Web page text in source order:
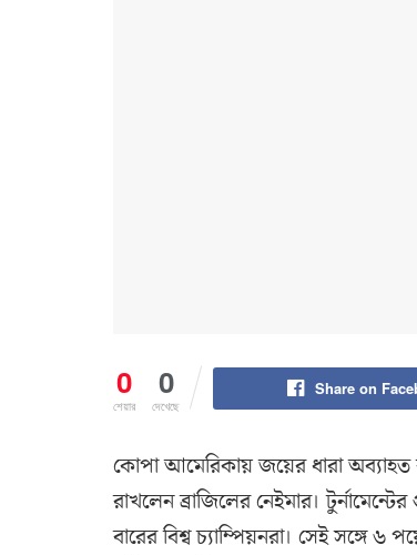
0
শেয়ার
0
দেখেছে
Share on
কোপা আমেরিকায় জয়ের ধারা
রাখলেন ব্রাজিলের নেইমার।
বারের বিশ্ব চ্যাম্পিয়নরা। সেই সঙ্গে